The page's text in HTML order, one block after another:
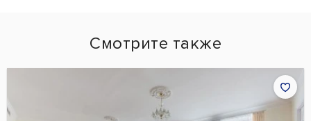
Смотрите также